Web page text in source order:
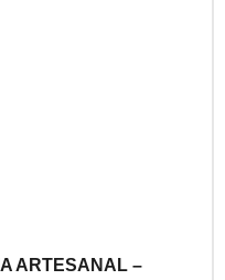
ARTESANAL –